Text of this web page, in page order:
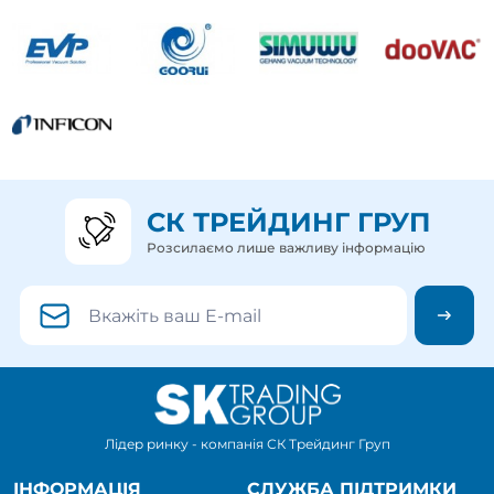
СК ТРЕЙДИНГ ГРУП
Розсилаємо лише важливу інформацію
Лідер ринку - компанія СК Трейдинг Груп
ІНФОРМАЦІЯ СЛУЖБА ПІДТРИМКИ